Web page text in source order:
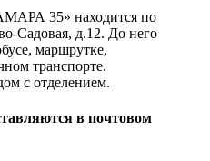
35» находится по
Садовая, д.12. До него
маршрутке,
транспорте.
с отделением.
в почтовом